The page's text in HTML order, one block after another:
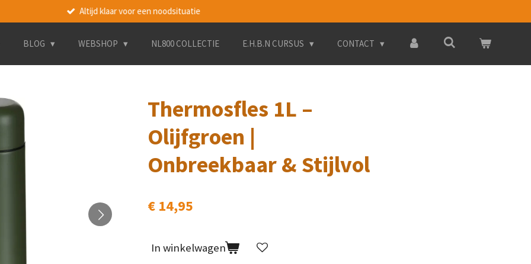
Altijd klaar voor een noodsituatie
BLOG WEBSHOP NL800 COLLECTIE E.H.B.N CURSUS CONTACT
Thermosfles 1L –
Olijfgroen |
Onbreekbaar & Stijlvol
€ 14,95
In winkelwagen